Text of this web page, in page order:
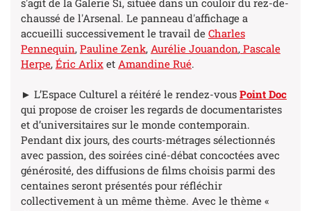
s'agit de la Galerie Si, située dans un couloir du rez-de-
chaussé de l'Arsenal. Le panneau d'affichage a
accueilli successivement le travail de Charles
Pennequin, Pauline Zenk, Aurélie Jouandon, Pascale
Herpe, Éric Arlix et Amandine Rué.
► L’Espace Culturel a réitéré le rendez-vous Point Doc
qui propose de croiser les regards de documentaristes
et d’universitaires sur le monde contemporain.
Pendant dix jours, des courts-métrages sélectionnés
avec passion, des soirées ciné-débat concoctées avec
générosité, des diffusions de films choisis parmi des
centaines seront présentés pour réfléchir
collectivement à un même thème. Avec le thème «